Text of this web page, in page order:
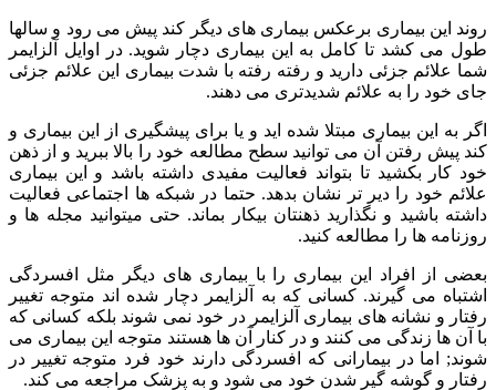
روند این بیماری برعکس بیماری های دیگر کند پیش می رود و سالها
طول می کشد تا کامل به این بیماری دچار شوید. در اوایل آلزایمر
شما علائم جزئی دارید و رفته رفته با شدت بیماری این علائم جزئی
جای خود را به علائم شدیدتری می دهند.
اگر به این بیماری مبتلا شده اید و یا برای پیشگیری از این بیماری و
کند پیش رفتن آن می توانید سطح مطالعه خود را بالا ببرید و از ذهن
خود کار بکشید تا بتواند فعالیت مفیدی داشته باشد و این بیماری
علائم خود را دیر تر نشان بدهد. حتما در شبکه ها اجتماعی فعالیت
داشته باشید و نگذارید ذهنتان بیکار بماند. حتی میتوانید مجله ها و
روزنامه ها را مطالعه کنید.
بعضی از افراد این بیماری را با بیماری های دیگر مثل افسردگی
اشتباه می گیرند. کسانی که به آلزایمر دچار شده اند متوجه تغییر
رفتار و نشانه های بیماری آلزایمر در خود نمی شوند بلکه کسانی که
با آن ها زندگی می کنند و در کنار آن ها هستند متوجه این بیماری می
شوند; اما در بیمارانی که افسردگی دارند خود فرد متوجه تغییر در
رفتار و گوشه گیر شدن خود می شود و به پزشک مراجعه می کند.